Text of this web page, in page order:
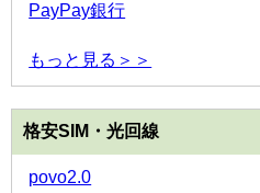
PayPay銀行
もっと見る＞＞
格安SIM・光回線
povo2.0